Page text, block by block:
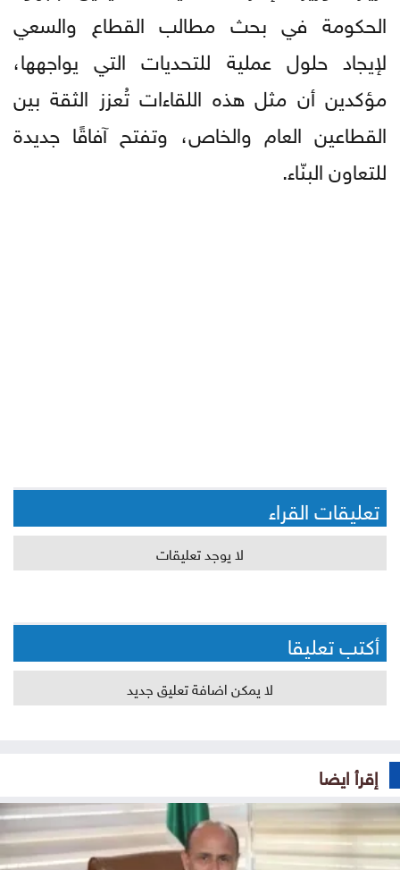
الحكومة في بحث مطالب القطاع والسعي
لإيجاد حلول عملية للتحديات التي يواجهها،
مؤكدين أن مثل هذه اللقاءات تُعزز الثقة بين
القطاعين العام والخاص، وتفتح آفاقًا جديدة
للتعاون البنّاء.
تعليقات القراء
لا يوجد تعليقات
أكتب تعليقا
لا يمكن اضافة تعليق جديد
إقرأ ايضا